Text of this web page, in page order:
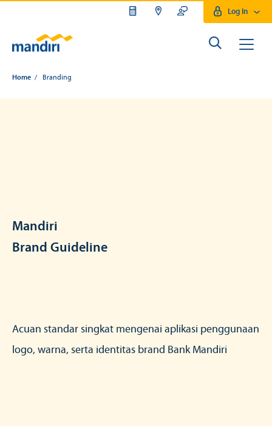
Log In
Home / Branding
Mandiri
Brand Guideline
Acuan standar singkat mengenai aplikasi penggunaan
logo, warna, serta identitas brand Bank Mandiri